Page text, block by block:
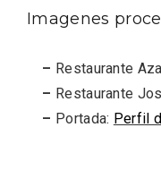
Imagenes
– Restaurante
– Restaurante
– Portada: Perfil